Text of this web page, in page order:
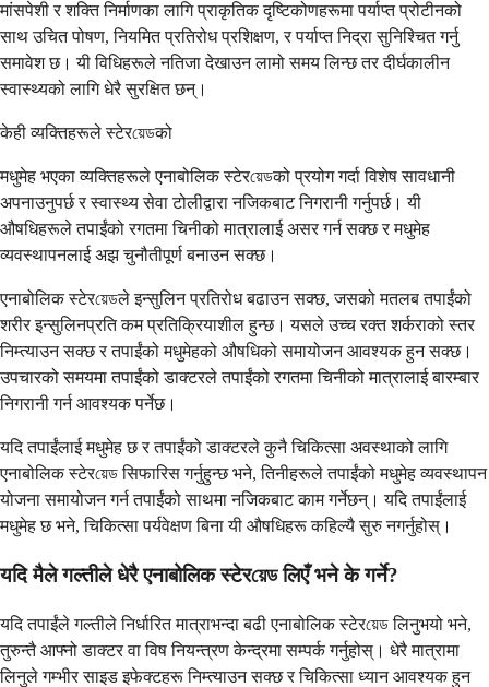
मांसपेशी र शक्ति निर्माणका लागि प्राकृतिक दृष्टिकोणहरूमा पर्याप्त प्रोटीनको
साथ उचित पोषण, नियमित प्रतिरोध प्रशिक्षण, र पर्याप्त निद्रा सुनिश्चित गर्नु
समावेश छ। यी विधिहरूले नतिजा देखाउन लामो समय लिन्छ तर दीर्घकालीन
स्वास्थ्यको लागि धेरै सुरक्षित छन्।
केही व्यक्तिहरूले स्टेरয়েডको
मधुमेह भएका व्यक्तिहरूले एनाबोलिक स्टेरয়েডको प्रयोग गर्दा विशेष सावधानी
अपनाउनुपर्छ र स्वास्थ्य सेवा टोलीद्वारा नजिकबाट निगरानी गर्नुपर्छ। यी
औषधिहरूले तपाईंको रगतमा चिनीको मात्रालाई असर गर्न सक्छ र मधुमेह
व्यवस्थापनलाई अझ चुनौतीपूर्ण बनाउन सक्छ।
एनाबोलिक स्टेरয়েডले इन्सुलिन प्रतिरोध बढाउन सक्छ, जसको मतलब तपाईंको
शरीर इन्सुलिनप्रति कम प्रतिक्रियाशील हुन्छ। यसले उच्च रक्त शर्कराको स्तर
निम्त्याउन सक्छ र तपाईंको मधुमेहको औषधिको समायोजन आवश्यक हुन सक्छ।
उपचारको समयमा तपाईंको डाक्टरले तपाईंको रगतमा चिनीको मात्रालाई बारम्बार
निगरानी गर्न आवश्यक पर्नेछ।
यदि तपाईंलाई मधुमेह छ र तपाईंको डाक्टरले कुनै चिकित्सा अवस्थाको लागि
एनाबोलिक स्टेरয়েড सिफारिस गर्नुहुन्छ भने, तिनीहरूले तपाईंको मधुमेह व्यवस्थापन
योजना समायोजन गर्न तपाईंको साथमा नजिकबाट काम गर्नेछन्। यदि तपाईंलाई
मधुमेह छ भने, चिकित्सा पर्यवेक्षण बिना यी औषधिहरू कहिल्यै सुरु नगर्नुहोस्।
यदि मैले गल्तीले धेरै एनाबोलिक स्टेरয়েড लिएँ भने के गर्ने?
यदि तपाईंले गल्तीले निर्धारित मात्राभन्दा बढी एनाबोलिक स्टेरয়েড लिनुभयो भने,
तुरुन्तै आफ्नो डाक्टर वा विष नियन्त्रण केन्द्रमा सम्पर्क गर्नुहोस्। धेरै मात्रामा
लिनुले गम्भीर साइड इफेक्टहरू निम्त्याउन सक्छ र चिकित्सा ध्यान आवश्यक हुन